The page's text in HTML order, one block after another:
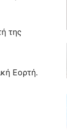
της
Εορτή.